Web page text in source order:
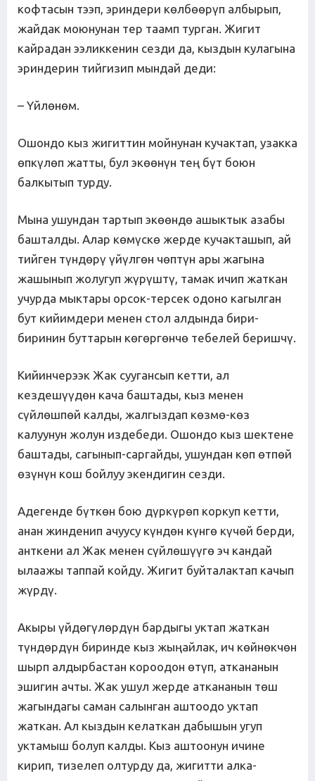
кофтасын тээп, эриндери көлбөөрүп албырып,
жайдак моюнунан тер таамп турган. Жигит
кайрадан ээликкенин сезди да, кыздын кулагына
эриндерин тийгизип мындай деди:
– Үйлөнөм.
Ошондо кыз жигиттин мойнунан кучактап, узакка
өпкүлөп жатты, бул экөөнүн тең бүт боюн
балкытып турду.
Мына ушундан тартып экөөндө ашыктык азабы
башталды. Алар көмүскө жерде кучакташып, ай
тийген түндөрү үйүлгөн чөптүн ары жагына
жашынып жолугуп жүрүштү, тамак ичип жаткан
учурда мыктары орсок-терсек одоно кагылган
бут кийимдери менен стол алдында бири-
биринин буттарын көгөргөнчө тебелей беришчү.
Кийинчерээк Жак суугансып кетти, ал
кездешүүдөн кача баштады, кыз менен
сүйлөшпөй калды, жалгыздап көзмө-көз
калуунун жолун издебеди. Ошондо кыз шектене
баштады, сагынып-саргайды, ушундан көп өтпөй
өзүнүн кош бойлуу экендигин сезди.
Адегенде бүткөн бою дүркүрөп коркуп кетти,
анан жинденип ачуусу күндөн күнгө күчөй берди,
анткени ал Жак менен сүйлөшүүгө эч кандай
ылаажы таппай койду. Жигит буйталактап качып
жүрдү.
Акыры үйдөгүлөрдүн бардыгы уктап жаткан
түндөрдүн биринде кыз жыңайлак, ич көйнөкчөн
шырп алдырбастан короодон өтүп, аткананын
эшигин ачты. Жак ушул жерде аткананын төш
жагындагы саман салынган аштоодо уктап
жаткан. Ал кыздын келаткан дабышын угуп
уктамыш болуп калды. Кыз аштоонун ичине
кирип, тизелеп олтурду да, жигитти алка-